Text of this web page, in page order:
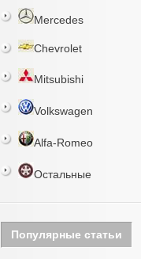
Mercedes
Chevrolet
Mitsubishi
Volkswagen
Alfa-Romeo
Остальные
Популярные статьи